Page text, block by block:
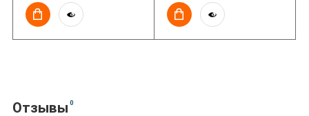
(текстура)
Отзывы 0